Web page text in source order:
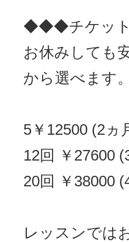
◆◆◆チケッ
お休みしても
から選べます。
5￥12500 (2ヵ
12回 ￥27600
20回 ￥38000
レッスンでは